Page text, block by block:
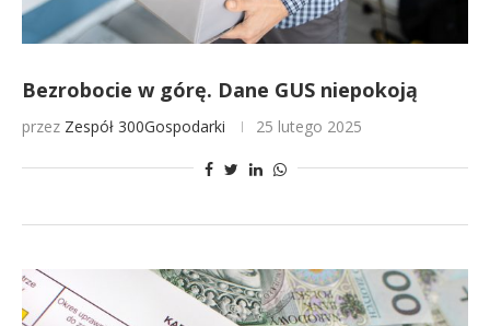
Bezrobocie w górę. Dane GUS niepokoją
przez Zespół 300Gospodarki 25 lutego 2025